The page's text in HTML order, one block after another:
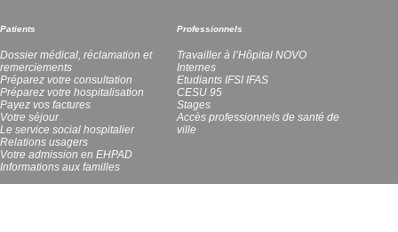
Patients
Dossier médical, réclamation et
remerciements
Préparez votre consultation
Préparez votre hospitalisation
Payez vos factures
Votre séjour
Le service social hospitalier
Relations usagers
Votre admission en EHPAD
Informations aux familles
Professionnels
Travailler à l’Hôpital NOVO
Internes
Etudiants IFSI IFAS
CESU 95
Stages
Accès professionnels de santé de
ville